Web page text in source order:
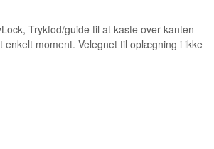
Trykfod/guide til at kaste over kanten
enkelt moment. Velegnet til oplægning i ikke